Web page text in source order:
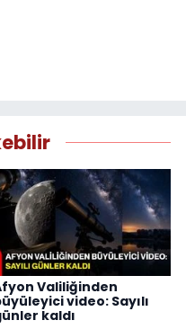
Valiliğinden
video: Sayılı
kaldı